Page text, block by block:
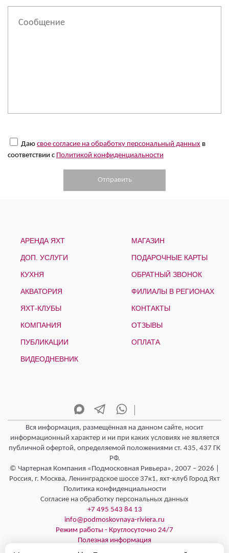
Даю свое согласие на обработку персональный данных в
соответствии с Политикой конфиденциальности
АРЕНДА ЯХТ
ДОП. УСЛУГИ
КУХНЯ
АКВАТОРИЯ
ЯХТ-КЛУБЫ
КОМПАНИЯ
ПУБЛИКАЦИИ
ВИДЕОДНЕВНИК
МАГАЗИН
ПОДАРОЧНЫЕ КАРТЫ
ОБРАТНЫЙ ЗВОНОК
ФИЛИАЛЫ В РЕГИОНАХ
КОНТАКТЫ
ОТЗЫВЫ
ОПЛАТА
Вся информация, размещённая на данном сайте, носит
информационный характер и ни при каких условиях не является
публичной офертой, определяемой положениями ст. 435, 437 ГК
РФ.
© Чартерная Компания «Подмосковная Ривьера», 2007 – 2026 |
Россия, г. Москва, Ленинградское шоссе 37к1, яхт-клуб Город Яхт
Политика конфиденциальности
Согласие на обработку персональных данных
+7 495 543 84 13
info@podmoskovnaya-riviera.ru
Режим работы - Круглосуточно 24/7
Полезная информация